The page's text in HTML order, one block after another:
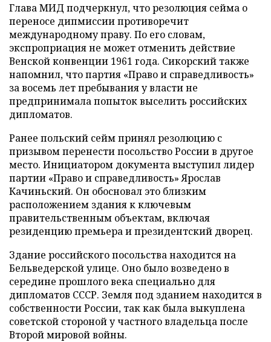
Глава МИД подчеркнул, что резолюция сейма о
переносе дипмиссии противоречит
международному праву. По его словам,
экспроприация не может отменить действие
Венской конвенции 1961 года. Сикорский также
напомнил, что партия «Право и справедливость»
за восемь лет пребывания у власти не
предпринимала попыток выселить российских
дипломатов.
Ранее польский сейм принял резолюцию с
призывом перенести посольство России в другое
место. Инициатором документа выступил лидер
партии «Право и справедливость» Ярослав
Качиньский. Он обосновал это близким
расположением здания к ключевым
правительственным объектам, включая
резиденцию премьера и президентский дворец.
Здание российского посольства находится на
Бельведерской улице. Оно было возведено в
середине прошлого века специально для
дипломатов СССР. Земля под зданием находится в
собственности России, так как была выкуплена
советской стороной у частного владельца после
Второй мировой войны.